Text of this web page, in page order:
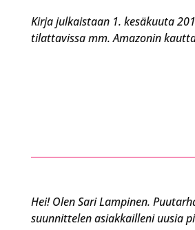
Kirja julkaistaan 1. kesäkuuta
tilattavissa mm. Amazonin
Hei! Olen Sari Lampinen.
suunnittelen asiakkailleni uusia